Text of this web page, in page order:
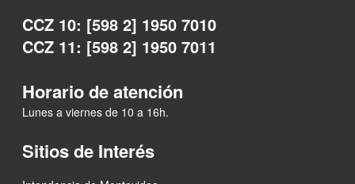
CCZ 10: [598 2] 1950 7010
CCZ 11: [598 2] 1950 7011
Horario de atención
Lunes a viernes de 10 a 16h.
Sitios de Interés